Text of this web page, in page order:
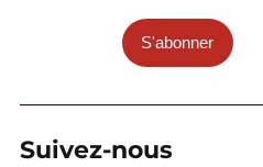
S'abonner
Suivez-nous